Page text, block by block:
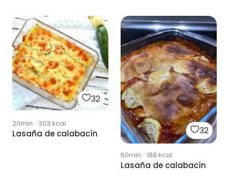
32
20min · 303 kcal
Lasaña de calabacín 32
60min · 188 kcal
Lasaña de calabacín